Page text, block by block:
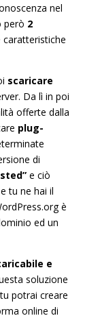
nel
però 2
scaricare
Da lì in poi
offerte dalla
plug-
di
e ciò
tu ne hai il
è
ed un
e
soluzione
potrai creare
online di